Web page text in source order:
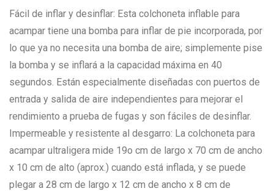
Fácil de inflar y desinflar: Esta colchoneta inflable para
acampar tiene una bomba para inflar de pie incorporada, por
lo que ya no necesita una bomba de aire; simplemente pise
la bomba y se inflará a la capacidad máxima en 40
segundos. Están especialmente diseñadas con puertos de
entrada y salida de aire independientes para mejorar el
rendimiento a prueba de fugas y son fáciles de desinflar.
Impermeable y resistente al desgarro: La colchoneta para
acampar ultraligera mide 19o cm de largo x 70 cm de ancho
x 10 cm de alto (aprox.) cuando está inflada, y se puede
plegar a 28 cm de largo x 12 cm de ancho x 8 cm de